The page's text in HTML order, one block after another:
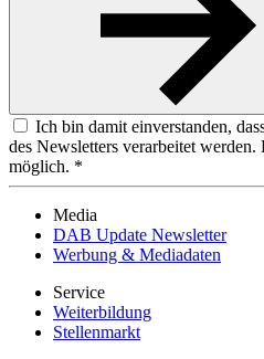
Ich bin damit einverstanden,
des Newsletters verarbeitet
möglich. *
Media
DAB Update Newsletter
Werbung & Mediadaten
Service
Weiterbildung
Stellenmarkt